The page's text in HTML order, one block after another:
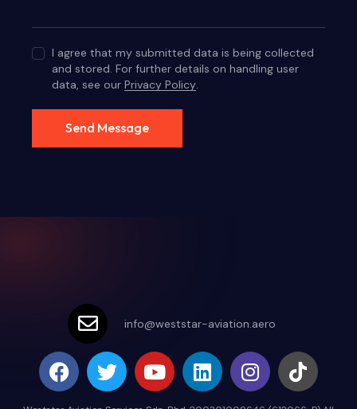
I agree that my submitted data is being collected
and stored. For further details on handling user
data, see ourPrivacy Policy.
Send Message
info@weststar-aviation.aero